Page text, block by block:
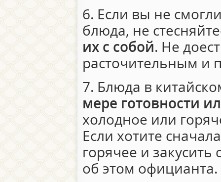
6. Если вы не
блюда, не
их с собой. Не
расточительным и
7. Блюда в
мере готовности
холодное или
Если хотите
горячее и
об этом официанта.